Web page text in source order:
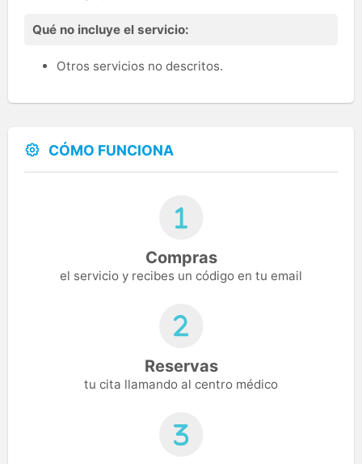
Qué no incluye el servicio:
Otros servicios no descritos.
CÓMO FUNCIONA
Compras
el servicio y recibes un código en tu email
Reservas
tu cita llamando al centro médico